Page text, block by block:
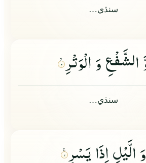
سنڌي…
الشَّفْعِ وَ الْوَتْرِ ۳
سنڌي…
وَ الَّیْلِ اِذَا یَسْرِ ۴